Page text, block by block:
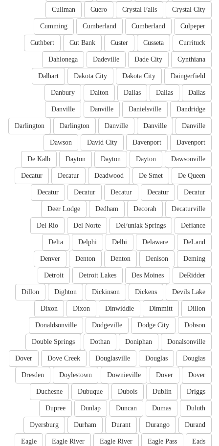
Crystal City
Crystal Falls
Cuero
Cullman
Culpeper
Cumberland
Cumberland
Cumming
Currituck
Cusseta
Custer
Cut Bank
Cuthbert
Cynthiana
Dade City
Dadeville
Dahlonega
Daingerfield
Dakota City
Dakota City
Dalhart
Dallas
Dallas
Dallas
Dalton
Danbury
Dandridge
Danielsville
Danville
Danville
Danville
Danville
Danville
Darlington
Darlington
Davenport
Davenport
David City
Dawson
Dawsonville
Dayton
Dayton
Dayton
De Kalb
De Queen
De Smet
Deadwood
Decatur
Decatur
Decatur
Decatur
Decatur
Decatur
Decatur
Decaturville
Decorah
Dedham
Deer Lodge
Defiance
DeFuniak Springs
Del Norte
Del Rio
DeLand
Delaware
Delhi
Delphi
Delta
Deming
Denison
Denton
Denton
Denver
DeRidder
Des Moines
Detroit Lakes
Detroit
Devils Lake
Dickens
Dickinson
Dighton
Dillon
Dillon
Dimmitt
Dinwiddie
Dixon
Dixon
Dobson
Dodge City
Dodgeville
Donaldsonville
Donalsonville
Doniphan
Dothan
Double Springs
Douglas
Douglas
Douglasville
Dove Creek
Dover
Dover
Dover
Downieville
Doylestown
Dresden
Driggs
Dublin
Dubois
Dubuque
Duchesne
Duluth
Dumas
Duncan
Dunlap
Dupree
Durand
Durango
Durant
Durham
Dyersburg
Eads
Eagle Pass
Eagle River
Eagle River
Eagle